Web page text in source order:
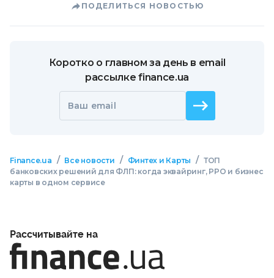
ПОДЕЛИТЬСЯ НОВОСТЬЮ
Коротко о главном за день в email
рассылке finance.ua
Ваш email
Finance.ua / Все новости / Финтех и Карты / ТОП
банковских решений для ФЛП: когда эквайринг, РРО и бизнес
карты в одном сервисе
Рассчитывайте на